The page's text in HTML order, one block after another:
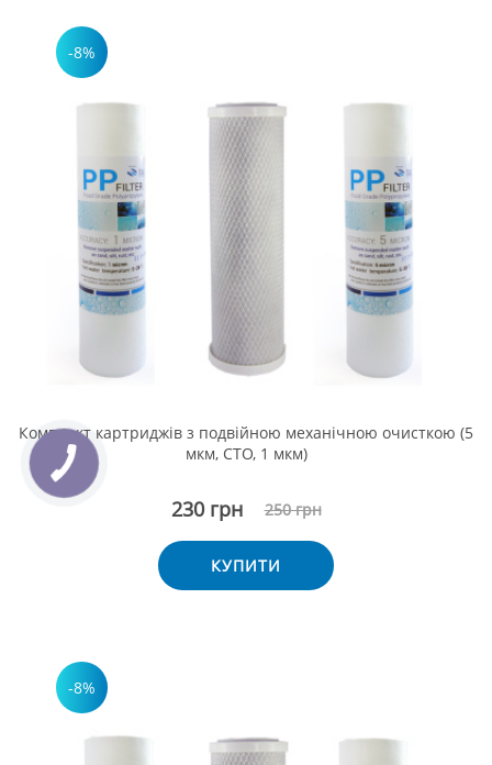
-8%
Комплект картриджів з подвійною механічною очисткою (5
мкм, СТО, 1 мкм)
230 грн 250 грн
КУПИТИ
-8%